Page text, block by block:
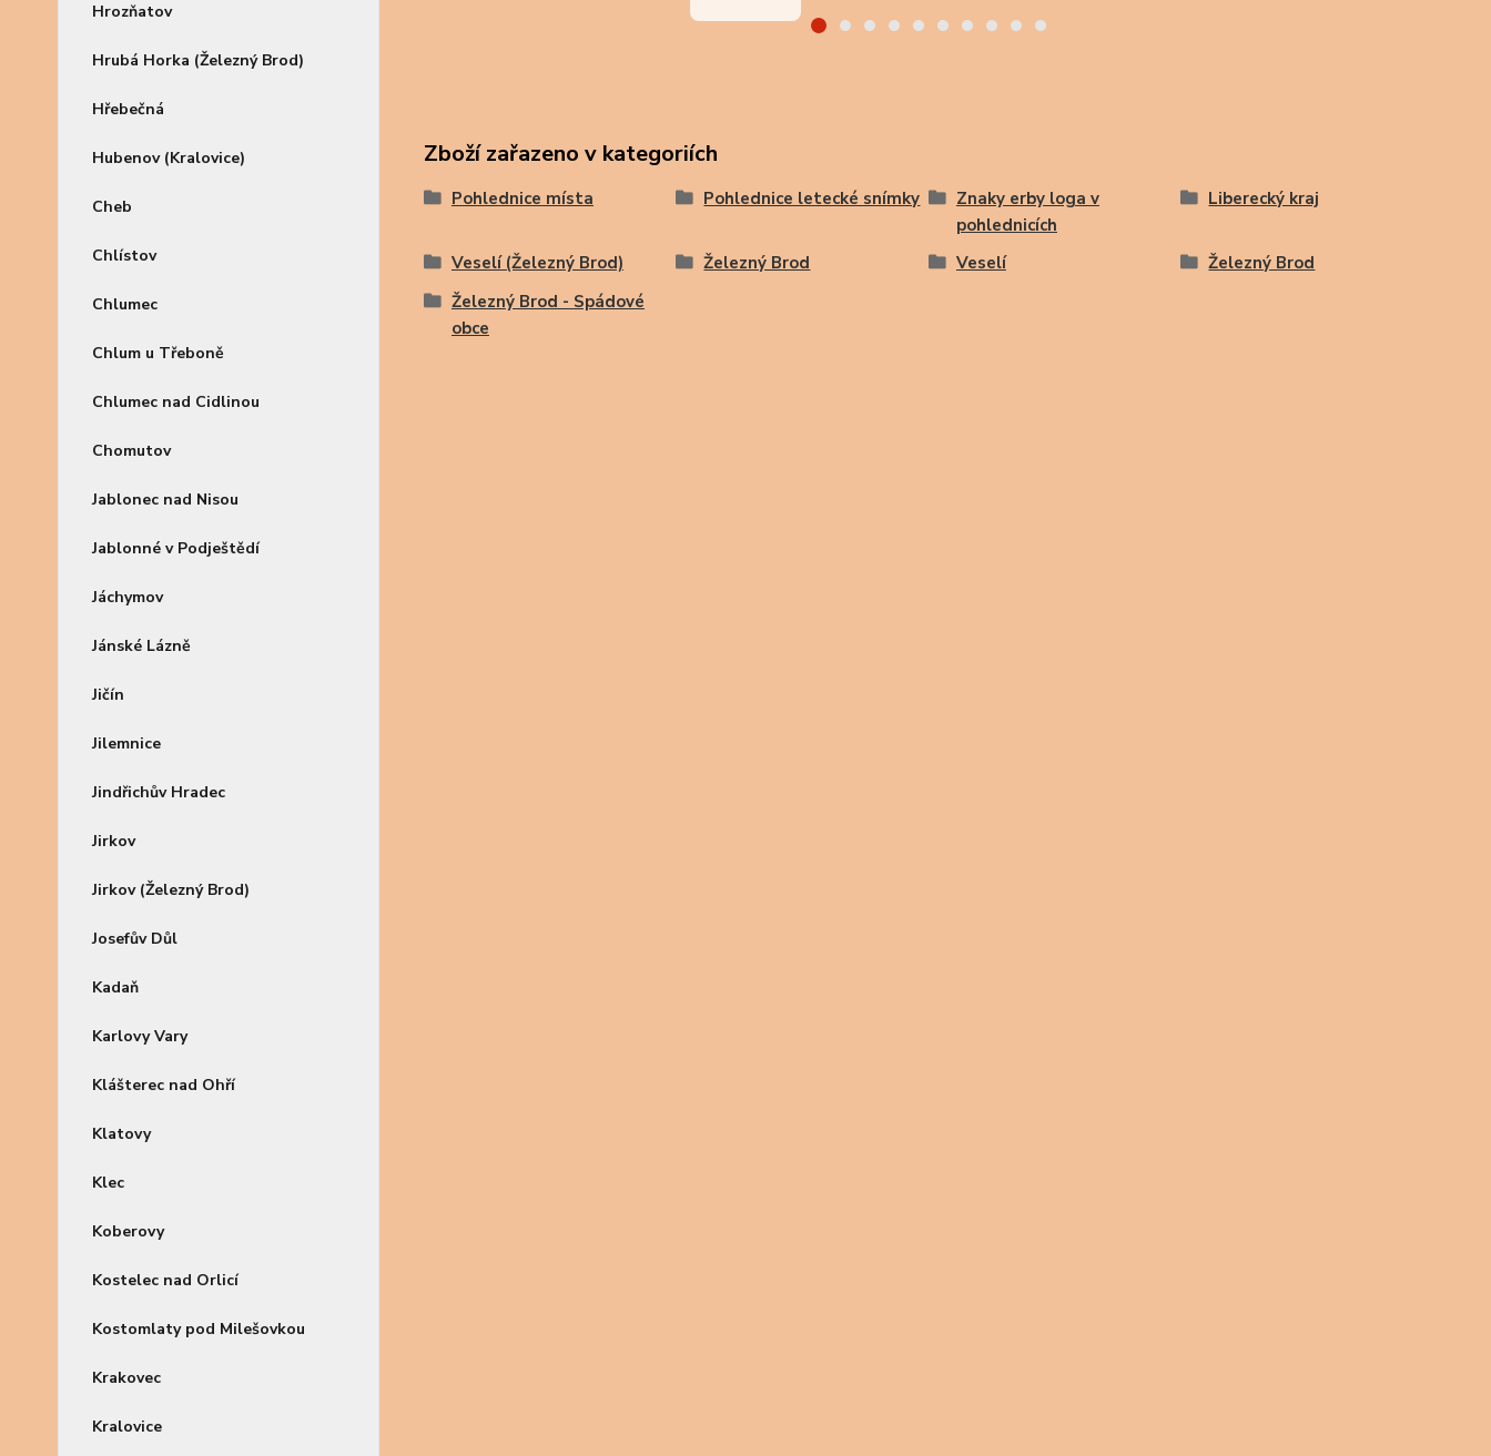
Hrozňatov
Hrubá Horka (Železný Brod)
Hřebečná
Hubenov (Kralovice)
Cheb
Chlístov
Chlumec
Chlum u Třeboně
Chlumec nad Cidlinou
Chomutov
Jablonec nad Nisou
Jablonné v Podještědí
Jáchymov
Jánské Lázně
Jičín
Jilemnice
Jindřichův Hradec
Jirkov
Jirkov (Železný Brod)
Josefův Důl
Kadaň
Karlovy Vary
Klášterec nad Ohří
Klatovy
Klec
Koberovy
Kostelec nad Orlicí
Kostomlaty pod Milešovkou
Krakovec
Kralovice
Zboží zařazeno v kategoriích
Pohlednice místa Pohlednice letecké snímky
Znaky erby loga v
pohlednicích
Liberecký kraj
Veselí (Železný Brod) Železný Brod Veselí
Železný Brod
Železný Brod - Spádové
obce